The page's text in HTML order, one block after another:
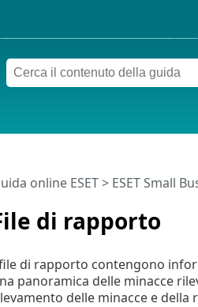
di rapporto
online ESET> ESET Small
di rapporto contengono
panoramica delle minacce
delle minacce e della